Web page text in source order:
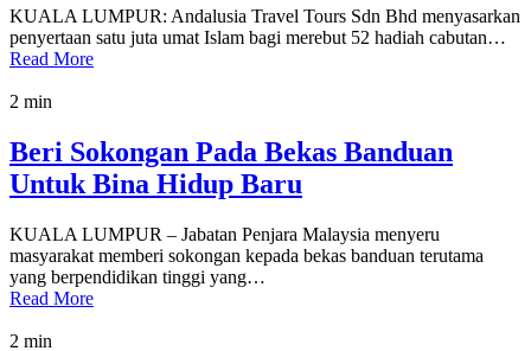
KUALA LUMPUR: Andalusia Travel Tours Sdn Bhd menyasarkan
penyertaan satu juta umat Islam bagi merebut 52 hadiah cabutan…
Read More
2 min
Beri Sokongan Pada Bekas Banduan
Untuk Bina Hidup Baru
KUALA LUMPUR – Jabatan Penjara Malaysia menyeru
masyarakat memberi sokongan kepada bekas banduan terutama
yang berpendidikan tinggi yang…
Read More
2 min